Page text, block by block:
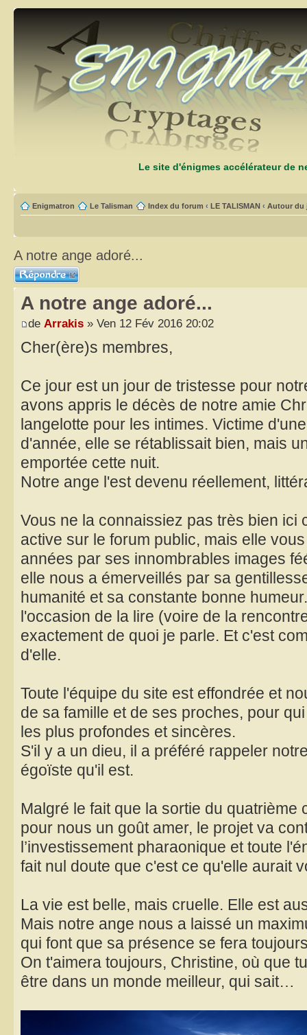
Le site d'énigmes accélérateur de
Enigmatron Le Talisman Index du forum ‹ LE TALISMAN ‹ Autour du
A notre ange adoré...
Répondre
A notre ange adoré...
de Arrakis » Ven 12 Fév 2016 20:02
Cher(ère)s membres,
Ce jour est un jour de tristesse pour
avons appris le décès de notre amie
langelotte pour les intimes. Victime
d'année, elle se rétablissait bien, mais
emportée cette nuit.
Notre ange l'est devenu réellement,
Vous ne la connaissiez pas très bien ici
active sur le forum public, mais elle
années par ses innombrables images
elle nous a émerveillés par sa
humanité et sa constante bonne
l'occasion de la lire (voire de la
exactement de quoi je parle. Et c'est
d'elle.
Toute l'équipe du site est effondrée et
de sa famille et de ses proches, pour
les plus profondes et sincères.
S'il y a un dieu, il a préféré rappeler
égoïste qu'il est.
Malgré le fait que la sortie du quatrième
pour nous un goût amer, le projet va
l’investissement pharaonique et toute
fait nul doute que c'est ce qu'elle aurait
La vie est belle, mais cruelle. Elle est
Mais notre ange nous a laissé un
qui font que sa présence se fera
On t'aimera toujours, Christine, où que
être dans un monde meilleur, qui sait…